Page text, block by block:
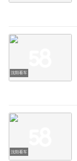
沈阳看车
沈阳看车